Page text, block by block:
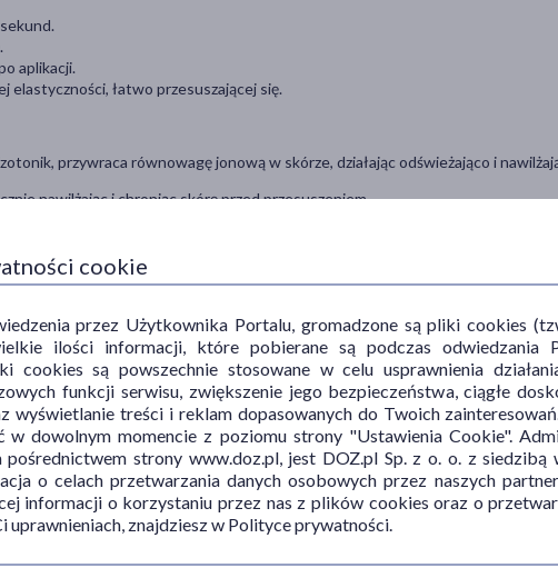
aplikacji.​
elastyczności, łatwo przesuszającej się.
przywraca równowagę jonową w skórze, działając odświeżająco i
nawilżając i chroniąc skórę przed przesuszeniem.​
przeciwdziałający przesuszeniom skóry poprzez poprawę poziomu wilgotności.
elastyczności i łatwo przesuszającej się.
wmasuj do wchłonięcia.
cookie
przez Użytkownika Portalu, gromadzone są pliki cookies
ilości informacji, które pobierane są podczas odwiedzania
cookies są powszechnie stosowane w celu usprawnienia
funkcji serwisu, zwiększenie jego bezpieczeństwa, ciągłe
wyświetlanie treści i reklam dopasowanych do Twoich
w dowolnym momencie z poziomu strony "Ustawienia Cookie".
pośrednictwem strony www.doz.pl, jest DOZ.pl Sp. z o. o. z
o celach przetwarzania danych osobowych przez naszych
informacji o korzystaniu przez nas z plików cookies oraz o
uprawnieniach, znajdziesz w Polityce prywatności.